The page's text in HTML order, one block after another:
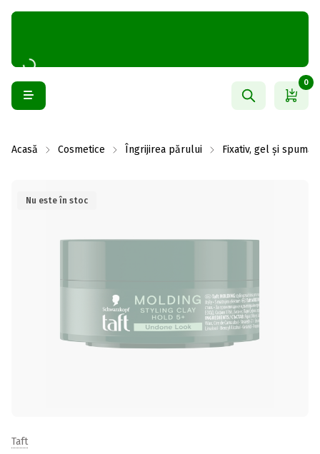
0
Acasă Cosmetice Îngrijirea părului Fixativ, gel și spumă
Nu este în stoc
Taft